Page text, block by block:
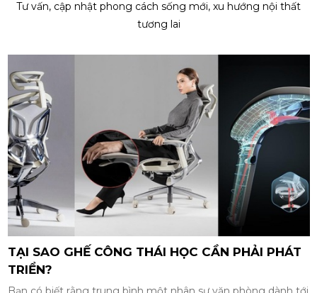
Tư vấn, cập nhật phong cách sống mới, xu hướng nội thất
tương lai
TẠI SAO GHẾ CÔNG THÁI HỌC CẦN PHẢI PHÁT
TRIỂN?